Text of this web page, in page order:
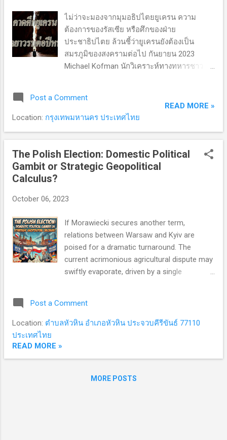
อันน่าตกตะลึง พวกฮามาสโห่ร้องความสำเร็จ
ย้อนรอยการลุกฮือครั้งที่ 2: การรบกับอิสราเอล
ครั้งนี้กลุ่มฮามาส (Hamas)ใช้เหตุผลคล้ายกับ
การลุกฮือครั้งที่ 2 (Second Intifada) หรือการ
ลุกฮือแห่งอัล-อักซอร์ (Al-Aqsa Intifada) การ
(Likud) เดินทางไปที่เขตวิหารศักดิ์สิทธิ์ Temple
Mount ...
ไม่ว่าจะมองจากมุมอธิปไตยยูเครน ความ
ต้องการของรัสเซีย หรือศึกของฝ่าย
ประชาธิปไตย ล้วนชี้ว่ายูเครนยังต้องเป็น
สมรภูมิของสงครามต่อไป กันยายน 2023
Michael Kofman นักวิเคราะห์ทางทหารชาว
ต่างใช้ทหารสำรอง ฝ่ายใดจะชนะหรือแพ้ขึ้น
กับการบริหารกำลังทหาร รักษาอำนาจการรบ
กองทัพยูเครนยังเป็นฝ่ายรุก ตีแนวป้องกัน
รัสเซียกว้างมากขึ้น หวังได้ดินแดนคืนโดย
เฉพาะจุดสำคัญอย่างพื้นที่ชายฝั่ง (เพื่อการ
ไม่ สามารถรักษาพื้นที่ไว้ได้ไหม ปัญหา
ทุกจุด เช่น บางพื้นที่ขาดเครื่องทำลายทุ่น
ระเบิดสมัยใหม่ ระบบป้องกันภัยทางอากาศ
ระยะใกล้ไม่ครอบคลุม ลูกจรวดไม่พอเพราะ
ชาติตะวันตกผลิตไม่ทัน เอื้อให้รัสเซียใช้
ประโยชน์จากเฮลิคอปเตอร์โจมตี ทักษะการใช้
Post a Comment
Location: กรุงเทพมหานคร ประเทศไทย
READ MORE »
The Polish Election: Domestic Political
Gambit or Strategic Geopolitical
Calculus?
October 06, 2023
If Morawiecki secures another term,
relations between Warsaw and Kyiv are
poised for a dramatic turnaround. The
current acrimonious agricultural dispute may
swiftly evaporate, driven by a single
pivotal role as Ukraine’s strategic rear and
primary military lifeline is facing an
hardline stance, announcing a suspension of
the move by citing an urgent need to protect
Post a Comment
Location: ตำบลหัวหิน อำเภอหัวหิน ประจวบคีรีขันธ์ 77110
ประเทศไทย
READ MORE »
MORE POSTS